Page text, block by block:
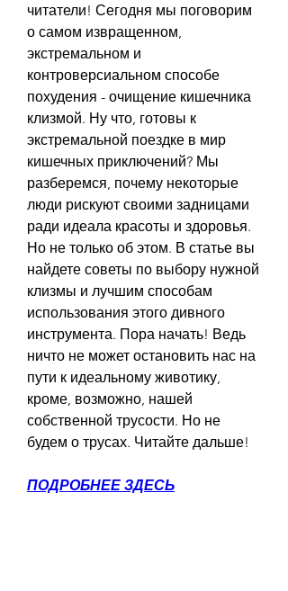
читатели! Сегодня мы поговорим
о самом извращенном,
экстремальном и
контроверсиальном способе
похудения - очищение кишечника
клизмой. Ну что, готовы к
экстремальной поездке в мир
кишечных приключений? Мы
разберемся, почему некоторые
люди рискуют своими задницами
ради идеала красоты и здоровья.
Но не только об этом. В статье вы
найдете советы по выбору нужной
клизмы и лучшим способам
использования этого дивного
инструмента. Пора начать! Ведь
ничто не может остановить нас на
пути к идеальному животику,
кроме, возможно, нашей
собственной трусости. Но не
будем о трусах. Читайте дальше!
ПОДРОБНЕЕ ЗДЕСЬ